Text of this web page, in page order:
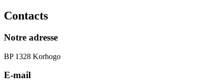
Contacts
Notre adresse
BP 1328 Korhogo
E-mail